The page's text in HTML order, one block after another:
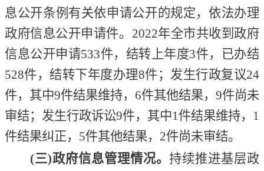
息公开条例有关依申请公开的规定，依法办理
政府信息公开申请件。 2022年全市共收到政府
信息公开申请533件，结转上年度3件，已办结
528件，结转下年度办理8件；发生行政复议24
件，其中9件结果维持，6件其他结果，9件尚未
审结；发生行政诉讼9件，其中1件结果维持，1
件结果纠正，5件其他结果，2件尚未审结。
(三)政府信息管理情况。 持续推进基层政